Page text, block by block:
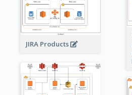
JIRA Products